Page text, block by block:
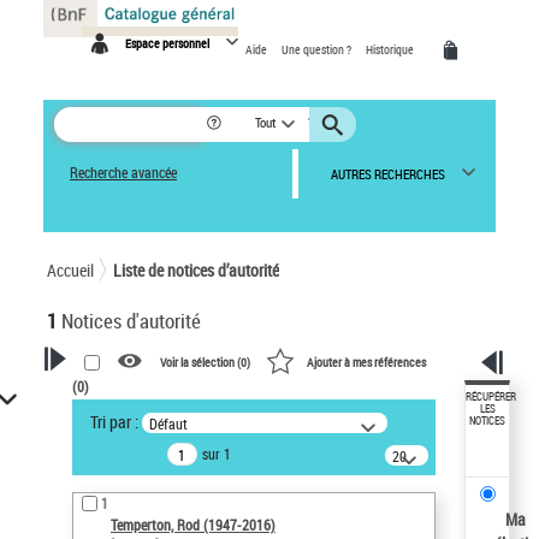
Espace personnel Aide Une question ? Historique
Tout
Recherche avancée AUTRES RECHERCHES
Accueil Liste de notices d’autorité
1 Notices d'autorité
VOTRE RECHERCHE
Recherche avancée dans les
notices d’autorité
Œuvres liées à l'auteur :
Temperton, Rod (1947-2016)
Voir la sélection (0) Ajouter à mes références
(0)
Tri par : Défaut
sur 1
20
résultats/page
1
Temperton, Rod (1947-2016)
RÉCUPÉRER
LES
NOTICES
Ma
Panneau de gestion des cookies